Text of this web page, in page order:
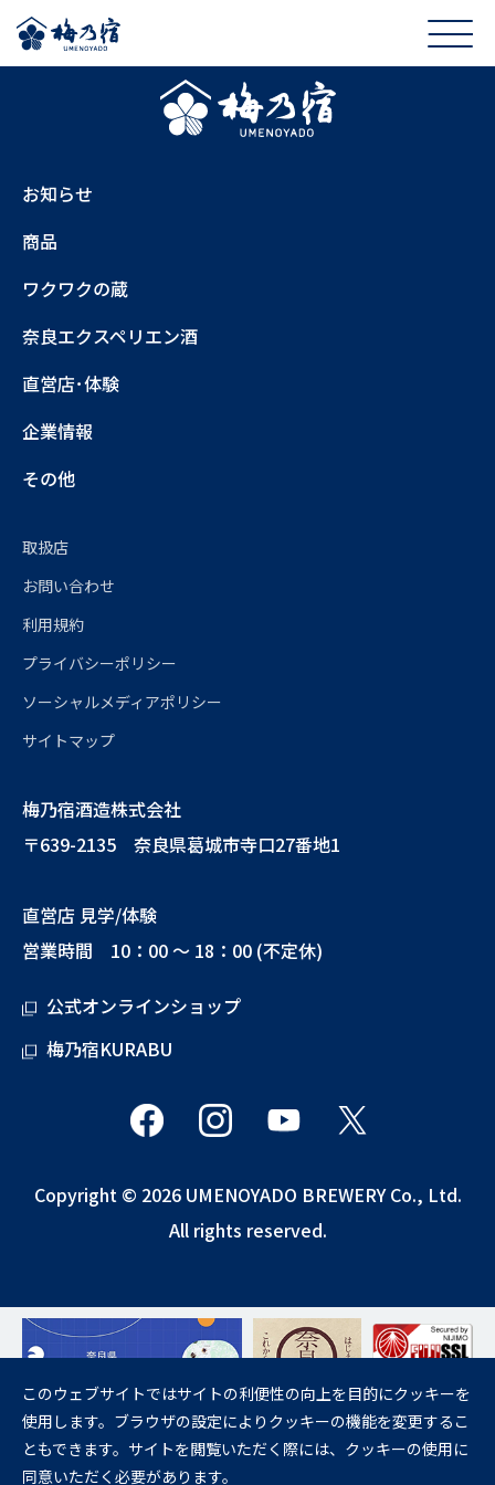
お知らせ
商品
ワクワクの蔵
奈良エクスペリエン酒
直営店･体験
企業情報
その他
取扱店
お問い合わせ
利用規約
プライバシーポリシー
ソーシャルメディアポリシー
サイトマップ
梅乃宿酒造株式会社
〒639-2135 奈良県葛城市寺口27番地1
直営店 見学/体験
営業時間 10：00 ～ 18：00 (不定休)
公式オンラインショップ
梅乃宿KURABU
Copyright © 2026 UMENOYADO BREWERY Co., Ltd.
All rights reserved.
飲酒は20歳になってから。
妊娠中や授乳期の飲酒は、胎児・乳児の発育に悪影響を与えるおそれが
あります。
このウェブサイトではサイトの利便性の向上を目的にクッキーを
使用します。ブラウザの設定によりクッキーの機能を変更するこ
ともできます。サイトを閲覧いただく際には、クッキーの使用に
同意いただく必要があります。